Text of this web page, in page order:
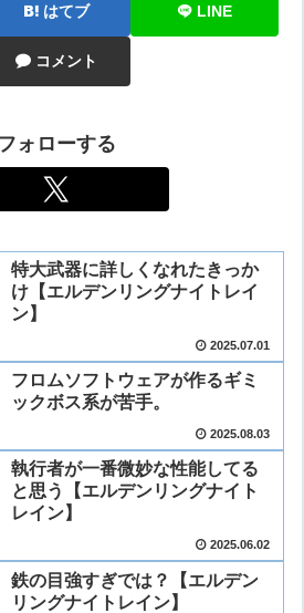
はてブ LINE
コメント
フォローする
特大武器に詳しくなれたきっか
け【エルデンリングナイトレイ
ン】
2025.07.01
フロムソフトウェアが作るギミ
ックボス系が苦手。
2025.08.03
執行者が一番微妙な性能してる
と思う【エルデンリングナイト
レイン】
2025.06.02
鉄の目強すぎでは？【エルデン
リングナイトレイン】